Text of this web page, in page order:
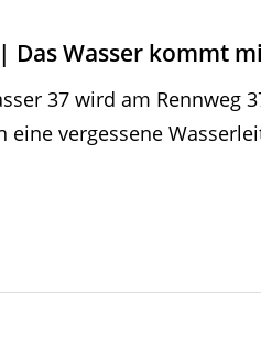
Das Wasser kommt
37 wird am Rennweg
eine vergessene